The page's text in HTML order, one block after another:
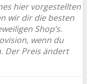
hier vorgestellten
wir dir die besten
Shop’s.
wenn du
Der Preis ändert